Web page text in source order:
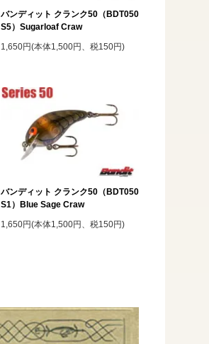
バンディット クランク50（BDT050
S5）Sugarloaf Craw
1,650円(本体1,500円、税150円)
バンディット クランク50（BDT050
S1）Blue Sage Craw
1,650円(本体1,500円、税150円)